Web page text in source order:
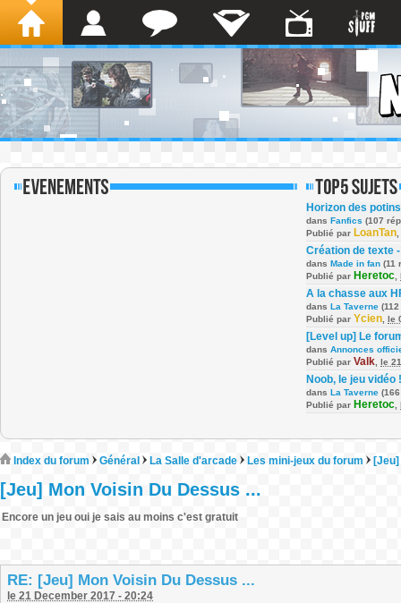
Horizon des potins
dans Fanfics (107
Publié par LoanTan
Création de texte
dans Made in fan (11
Publié par Heretoc
A la chasse aux
dans La Taverne
Publié par Ycien le
[Level up] Le
dans Annonces
Publié par Valk le
Noob, le jeu vidéo !
dans La Taverne
Publié par Heretoc
Index du forum Général La Salle d'arcade Les mini-jeux du forum
[Jeu] Mon Voisin Du Dessus ...
Encore un jeu oui je sais au moins c'est gratuit
RE: [Jeu] Mon Voisin Du Dessus ...
le 21 December 2017 - 20:24